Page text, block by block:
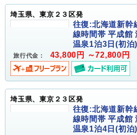
埼玉県、東京２３区発
往復:北海道新幹
線時間帯 平成館
温泉1泊3日(初泊)
旅行代金： 43,800円 ～72,800円
埼玉県、東京２３区発
往復:北海道新幹
線時間帯 平成館
温泉1泊4日(初泊)